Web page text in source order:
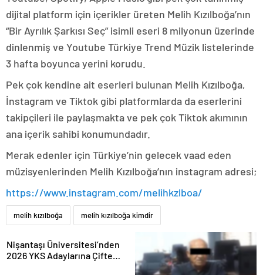
dijital platform için içerikler üreten Melih Kızılboğa’nın
“Bir Ayrılık Şarkısı Seç” isimli eseri 8 milyonun üzerinde
dinlenmiş ve Youtube Türkiye Trend Müzik listelerinde
3 hafta boyunca yerini korudu.
Pek çok kendine ait eserleri bulunan Melih Kızılboğa,
İnstagram ve Tiktok gibi platformlarda da eserlerini
takipçileri ile paylaşmakta ve pek çok Tiktok akımının
ana içerik sahibi konumundadır.
Merak edenler için Türkiye’nin gelecek vaad eden
müzisyenlerinden Melih Kızılboğa’nın instagram adresi;
https://www.instagram.com/melihkzlboa/
melih kızılboğa melih kızılboğa kimdir
Nişantaşı Üniversitesi’nden
2026 YKS Adaylarına Çifte